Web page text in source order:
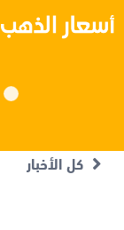
كل الأخبار